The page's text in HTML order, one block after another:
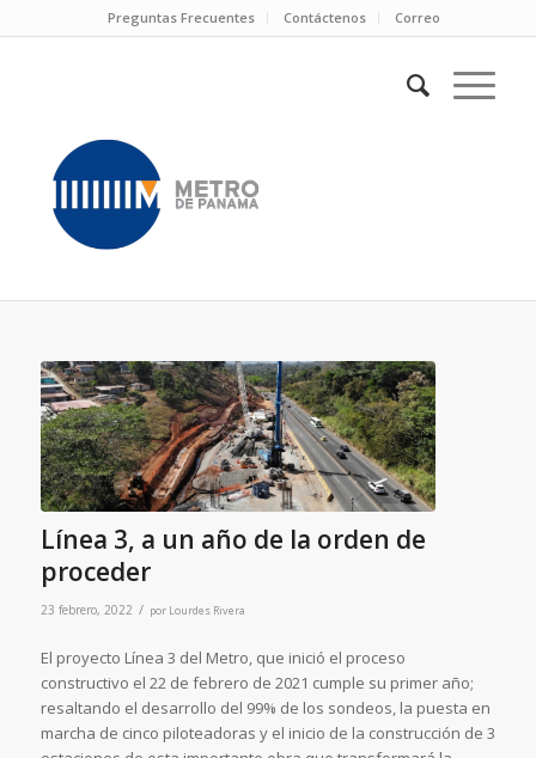
Preguntas Frecuentes Contáctenos Correo
Línea 3, a un año de la orden de
proceder
23 febrero, 2022 / por Lourdes Rivera
El proyecto Línea 3 del Metro, que inició el proceso
constructivo el 22 de febrero de 2021 cumple su primer año;
resaltando el desarrollo del 99% de los sondeos, la puesta en
marcha de cinco piloteadoras y el inicio de la construcción de 3